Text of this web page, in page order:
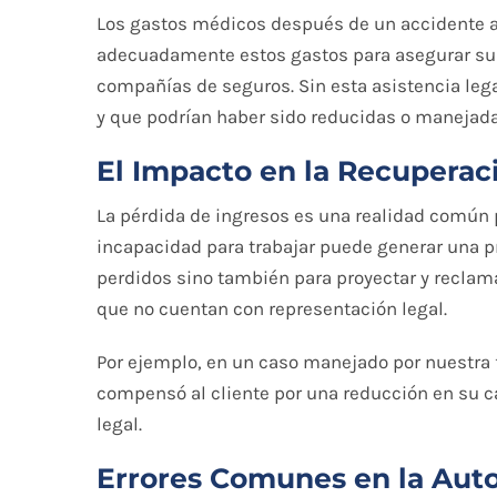
Los gastos médicos después de un
adecuadamente estos gastos para asegurar
compañías de seguros. Sin esta asistencia
y que podrían haber sido reducidas o
El Impacto en la
La pérdida de ingresos es una realidad
incapacidad para trabajar puede generar una
perdidos sino también para proyectar y
que no cuentan con representación legal.
Por ejemplo, en un caso manejado por
compensó al cliente por una reducción en su
legal.
Errores Comunes en la